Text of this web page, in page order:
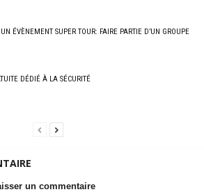
ÉVÈNEMENT SUPER TOUR: FAIRE PARTIE D’UN GROUPE
DÉDIÉ À LA SÉCURITÉ
un commentaire